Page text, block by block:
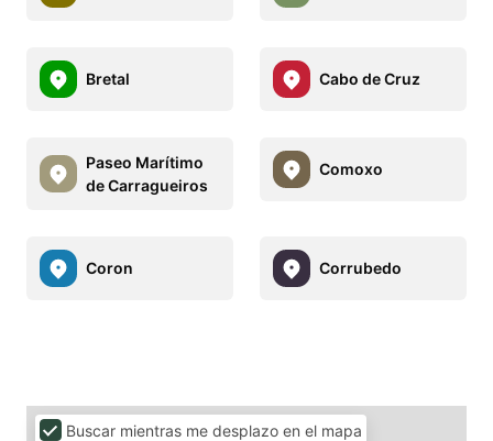
Bretal Cabo de Cruz
Paseo Marítimo
de Carragueiros
Comoxo
Coron Corrubedo
Buscar mientras me desplazo en el mapa